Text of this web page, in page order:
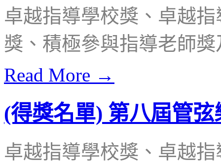
卓越指導學校獎、卓越
獎、積極參與指導老師
Read More →
(得獎名單) 第八屆管
卓越指導學校獎、卓越